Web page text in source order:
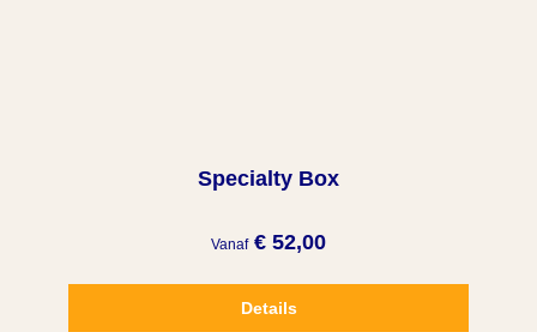
Specialty Box
Vanaf€ 52,00
Details